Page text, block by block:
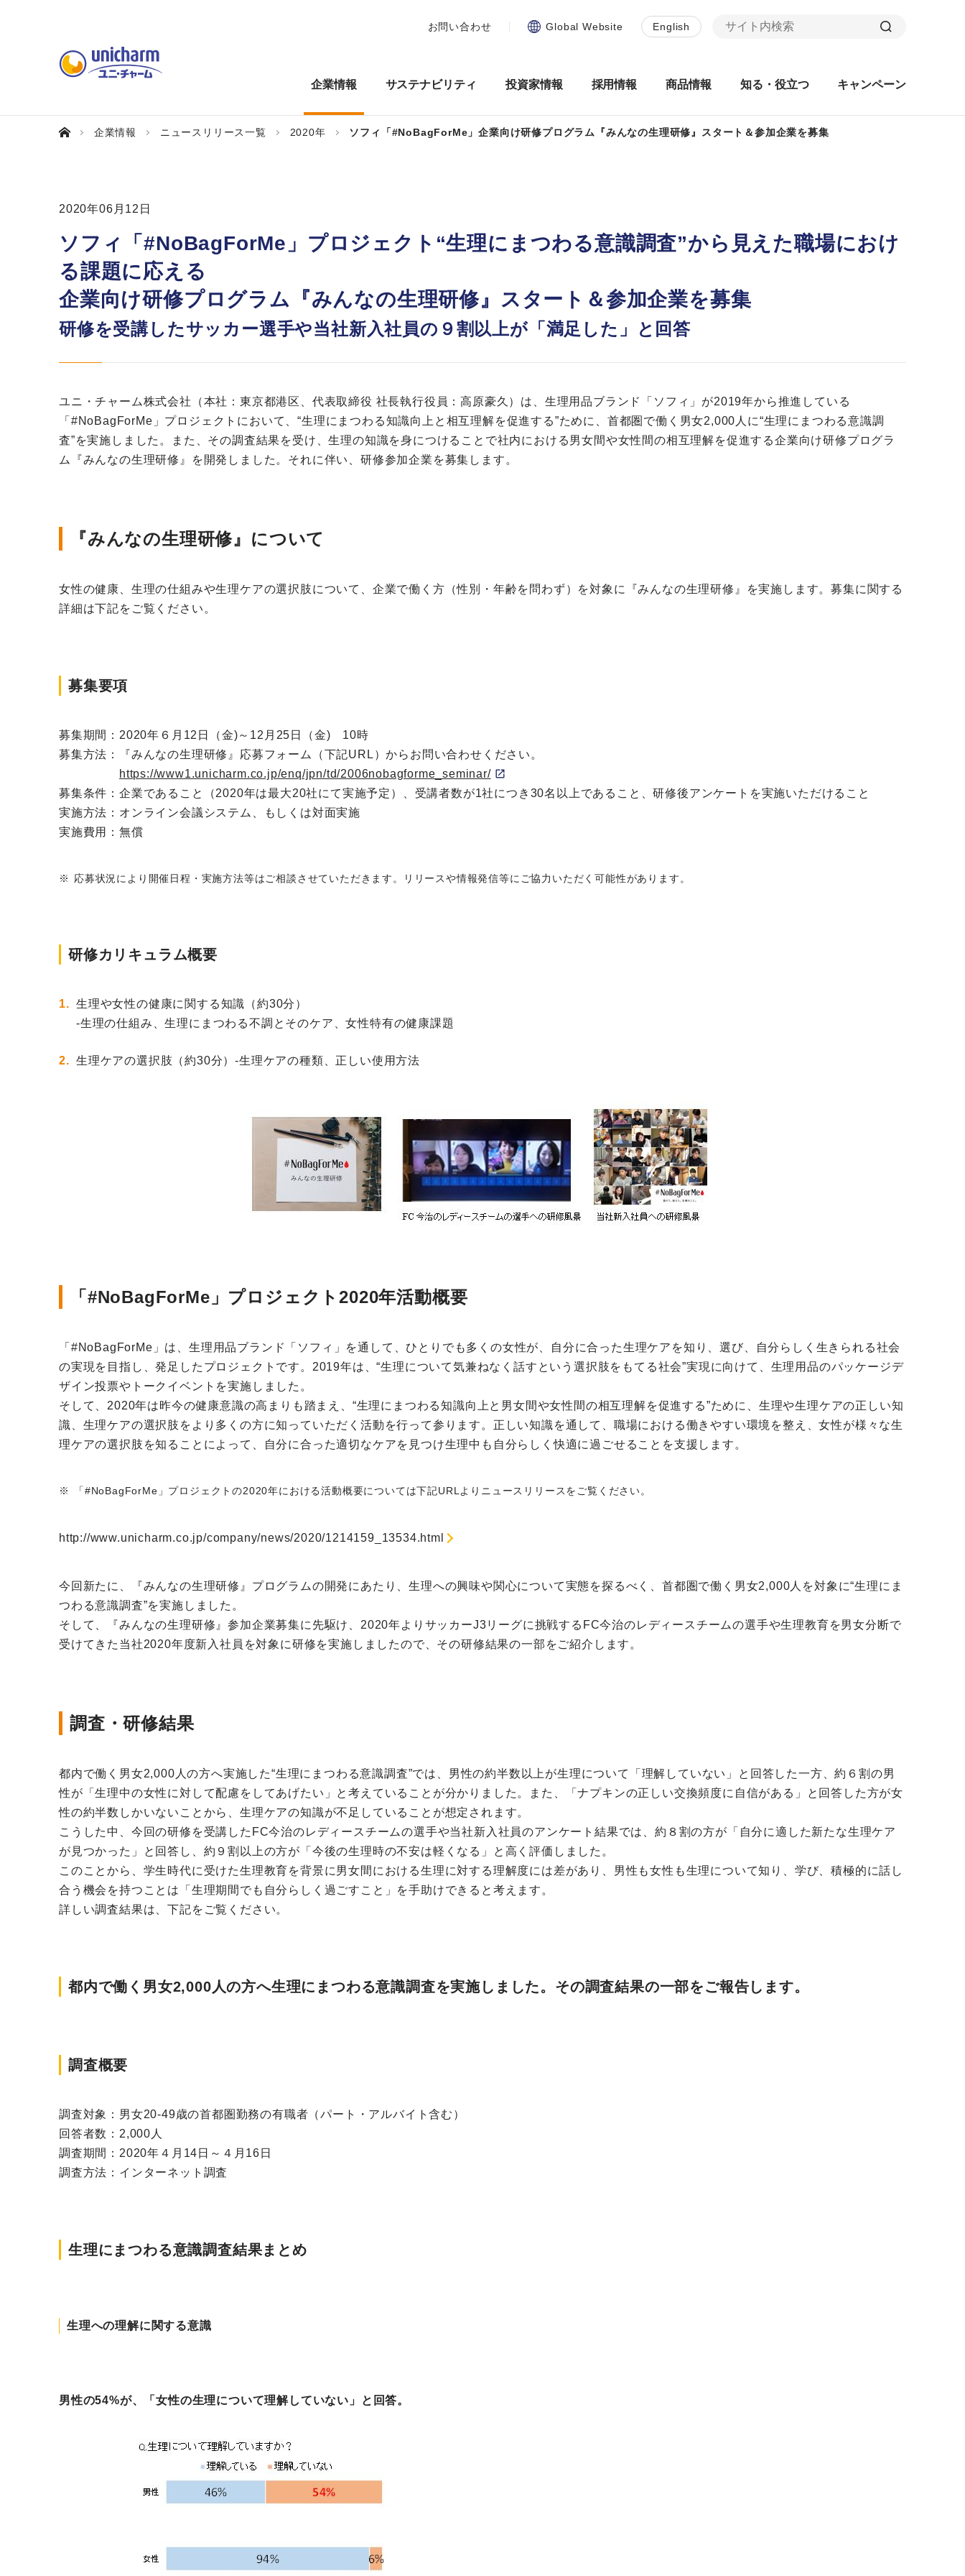
企業情報 サステナビリティ 投資家情報 採用情報 商品情報 知る・役立つ キャンペーン
お問い合わせ Global Website English
企業情報 ニュースリリース一覧 2020年 ソフィ「#NoBagForMe」企業向け研修プログラム『みんなの生理研修』スタート＆参加企業を募集
2020年06月12日
ソフィ「#NoBagForMe」プロジェクト“生理にまつわる意識調査”から見えた職場におけ
る課題に応える
企業向け研修プログラム『みんなの生理研修』スタート＆参加企業を募集
研修を受講したサッカー選手や当社新入社員の９割以上が「満足した」と回答
ユニ・チャーム株式会社（本社：東京都港区、代表取締役 社長執行役員：高原豪久）は、生理用品ブランド「ソフィ」が2019年から推進している
「#NoBagForMe」プロジェクトにおいて、“生理にまつわる知識向上と相互理解を促進する”ために、首都圏で働く男女2,000人に“生理にまつわる意識調
査”を実施しました。また、その調査結果を受け、生理の知識を身につけることで社内における男女間や女性間の相互理解を促進する企業向け研修プログラ
ム『みんなの生理研修』を開発しました。それに伴い、研修参加企業を募集します。
『みんなの生理研修』について
女性の健康、生理の仕組みや生理ケアの選択肢について、企業で働く方（性別・年齢を問わず）を対象に『みんなの生理研修』を実施します。募集に関する
詳細は下記をご覧ください。
募集要項
募集期間： 2020年６月12日（金)～12月25日（金) 10時
募集方法：
『みんなの生理研修』応募フォーム（下記URL）からお問い合わせください。
https://www1.unicharm.co.jp/enq/jpn/td/2006nobagforme_seminar/
募集条件： 企業であること（2020年は最大20社にて実施予定）、受講者数が1社につき30名以上であること、研修後アンケートを実施いただけること
実施方法： オンライン会議システム、もしくは対面実施
実施費用： 無償
応募状況により開催日程・実施方法等はご相談させていただきます。リリースや情報発信等にご協力いただく可能性があります。
研修カリキュラム概要
生理や女性の健康に関する知識（約30分）
-生理の仕組み、生理にまつわる不調とそのケア、女性特有の健康課題
生理ケアの選択肢（約30分）-生理ケアの種類、正しい使用方法
「#NoBagForMe」プロジェクト2020年活動概要
「#NoBagForMe」は、生理用品ブランド「ソフィ」を通して、ひとりでも多くの女性が、自分に合った生理ケアを知り、選び、自分らしく生きられる社会
の実現を目指し、発足したプロジェクトです。2019年は、“生理について気兼ねなく話すという選択肢をもてる社会”実現に向けて、生理用品のパッケージデ
ザイン投票やトークイベントを実施しました。
そして、2020年は昨今の健康意識の高まりも踏まえ、“生理にまつわる知識向上と男女間や女性間の相互理解を促進する”ために、生理や生理ケアの正しい知
識、生理ケアの選択肢をより多くの方に知っていただく活動を行って参ります。正しい知識を通して、職場における働きやすい環境を整え、女性が様々な生
理ケアの選択肢を知ることによって、自分に合った適切なケアを見つけ生理中も自分らしく快適に過ごせることを支援します。
「#NoBagForMe」プロジェクトの2020年における活動概要については下記URLよりニュースリリースをご覧ください。
http://www.unicharm.co.jp/company/news/2020/1214159_13534.html
今回新たに、『みんなの生理研修』プログラムの開発にあたり、生理への興味や関心について実態を探るべく、首都圏で働く男女2,000人を対象に“生理にま
つわる意識調査”を実施しました。
そして、『みんなの生理研修』参加企業募集に先駆け、2020年よりサッカーJ3リーグに挑戦するFC今治のレディースチームの選手や生理教育を男女分断で
受けてきた当社2020年度新入社員を対象に研修を実施しましたので、その研修結果の一部をご紹介します。
調査・研修結果
都内で働く男女2,000人の方へ実施した“生理にまつわる意識調査”では、男性の約半数以上が生理について「理解していない」と回答した一方、約６割の男
性が「生理中の女性に対して配慮をしてあげたい」と考えていることが分かりました。また、「ナプキンの正しい交換頻度に自信がある」と回答した方が女
性の約半数しかいないことから、生理ケアの知識が不足していることが想定されます。
こうした中、今回の研修を受講したFC今治のレディースチームの選手や当社新入社員のアンケート結果では、約８割の方が「自分に適した新たな生理ケア
が見つかった」と回答し、約９割以上の方が「今後の生理時の不安は軽くなる」と高く評価しました。
このことから、学生時代に受けた生理教育を背景に男女間における生理に対する理解度には差があり、男性も女性も生理について知り、学び、積極的に話し
合う機会を持つことは「生理期間でも自分らしく過ごすこと」を手助けできると考えます。
詳しい調査結果は、下記をご覧ください。
都内で働く男女2,000人の方へ生理にまつわる意識調査を実施しました。その調査結果の一部をご報告します。
調査概要
調査対象： 男女20-49歳の首都圏勤務の有職者（パート・アルバイト含む）
回答者数： 2,000人
調査期間： 2020年４月14日～４月16日
調査方法： インターネット調査
生理にまつわる意識調査結果まとめ
生理への理解に関する意識
男性の54%が、「女性の生理について理解していない」と回答。